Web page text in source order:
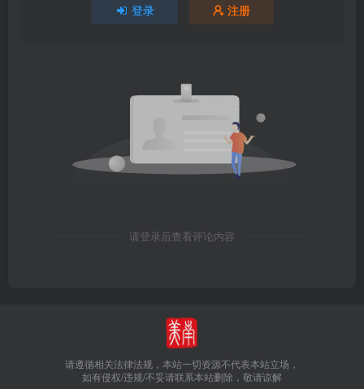
登录 注册
请登录后查看评论内容
请遵循相关法律法规，本站一切资源不代表本站立场，
如有侵权/违规/不妥请联系本站删除，敬请谅解